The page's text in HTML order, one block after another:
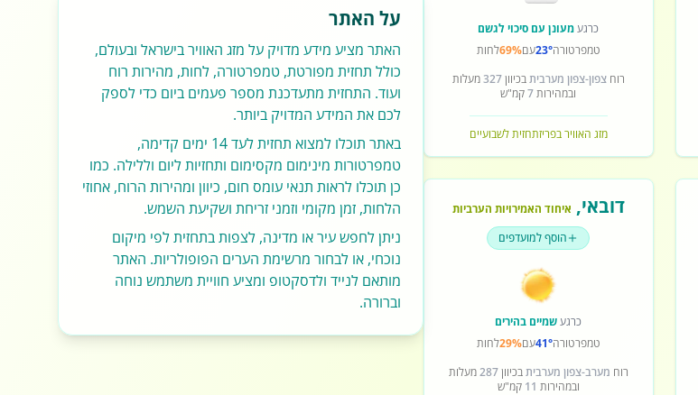
כרגעמעונן עם סיכוי לגשם
טמפרטורה23°עם69%לחות
רוחצפון-צפון מערביתבכיוון327מעלות
ובמהירות7קמ"ש
מזג האוויר בפריזתחזית לשבועיים
דובאי, איחוד האמירויות הערביות
הוסף למועדפים
כרגעשמיים בהירים
טמפרטורה41°עם29%לחות
רוח מערב-צפון מערביתבכיוון287מעלות
ובמהירות 11 קמ"ש
על האתר
האתר מציע מידע מדויק על מזג האוויר בישראל ובעולם,
כולל תחזית מפורטת, טמפרטורה, לחות, מהירות רוח
ועוד. התחזית מתעדכנת מספר פעמים ביום כדי לספק
לכם את המידע המדויק ביותר.
באתר תוכלו למצוא תחזית לעד 14 ימים קדימה,
טמפרטורות מינימום מקסימום ותחזיות ליום וללילה. כמו
כן תוכלו לראות תנאי עומס חום, כיוון ומהירות הרוח, אחוזי
הלחות, זמן מקומי וזמני זריחת ושקיעת השמש.
ניתן לחפש עיר או מדינה, לצפות בתחזית לפי מיקום
נוכחי, או לבחור מרשימת הערים הפופולריות. האתר
מותאם לנייד ולדסקטופ ומציע חוויית משתמש נוחה
וברורה.